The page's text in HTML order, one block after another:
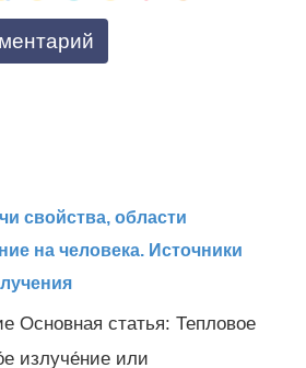
свойства, области
на человека. Источники
Основная статья: Тепловое
излуче́ние или